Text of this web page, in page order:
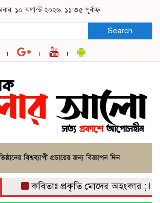
১০ অগাস্ট ২০২৬, ১১:৩৫ পূর্বাহ্ন
Search
কবিতাঃ প্রকৃতি মোদের অহংকার ;